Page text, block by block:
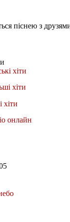
піснею з
хіти
хіти
хіти
онлайн